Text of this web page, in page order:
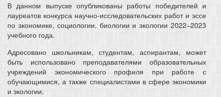
В данном выпуске опубликованы работы победителей и
лауреатов конкурса научно-исследовательских работ и эссе
по экономике, социологии, биологии и экологии 2022–2023
учебного года.
Адресовано школьникам, студентам, аспирантам, может
быть использовано преподавателями образовательных
учреждений экономического профиля при работе с
обучающимися, а также специалистами в сфере экономики
и экологии.